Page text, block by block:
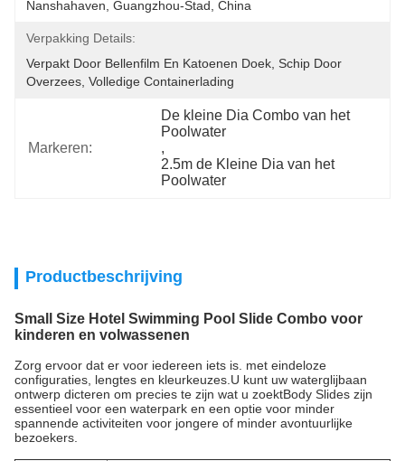
Nanshahaven, Guangzhou-Stad, China
Verpakking Details:
Verpakt Door Bellenfilm En Katoenen Doek, Schip Door
Overzees, Volledige Containerlading
Markeren:
De kleine Dia Combo van het
Poolwater
,
2.5m de Kleine Dia van het
Poolwater
Productbeschrijving
Small Size Hotel Swimming Pool Slide Combo voor
kinderen en volwassenen
Zorg ervoor dat er voor iedereen iets is. met eindeloze
configuraties, lengtes en kleurkeuzes.U kunt uw waterglijbaan
ontwerp dicteren om precies te zijn wat u zoektBody Slides zijn
essentieel voor een waterpark en een optie voor minder
spannende activiteiten voor jongere of minder avontuurlijke
bezoekers.